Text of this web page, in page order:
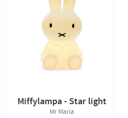
Miffylampa - Star light
Mr Maria